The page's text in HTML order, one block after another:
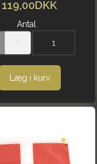
119,00DKK
Antal
Læg i kurv